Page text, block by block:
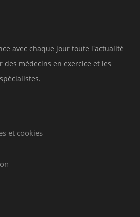
avec chaque jour toute l'actualité
des médecins en exercice et les
et cookies